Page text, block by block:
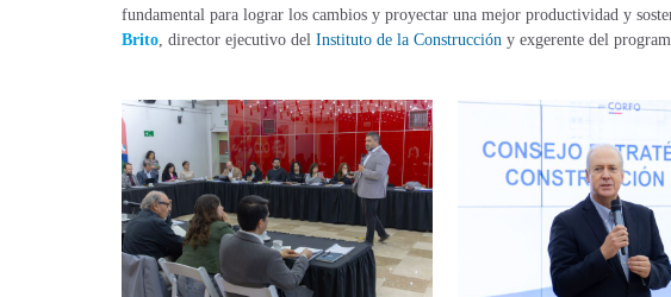
fundamental para lograr los cambios y proyectar una mejor productividad y
Brito, director ejecutivo del Instituto de la Construcción y exgerente del